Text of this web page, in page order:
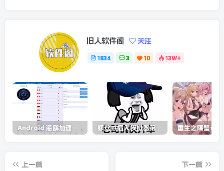
旧人软件阁 关注
1834 3 10 13W+
Android 海鸥加速器v6.6.3(解锁会员) 螺丝式插入模拟器第5代/NejicomiSimulator.Vol.5.v1.0.2
上一篇
下一篇